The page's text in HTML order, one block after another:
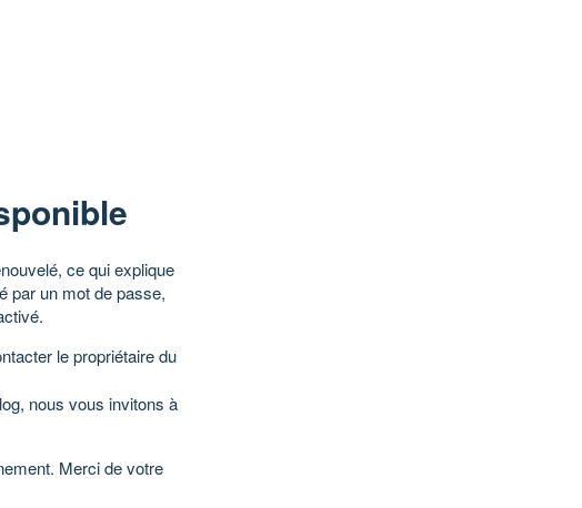
ce qui explique
par un mot de passe,
le propriétaire du
nous vous invitons à
Merci de votre